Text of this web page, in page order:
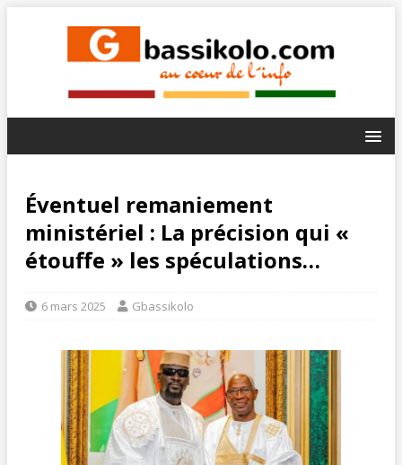
Éventuel remaniement
ministériel : La précision qui «
étouffe » les spéculations…
6 mars 2025 Gbassikolo